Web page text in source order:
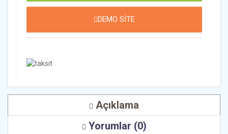
DEMO SİTE
Açıklama
Yorumlar (0)